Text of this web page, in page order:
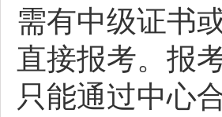
需有中级证书
直接报考。报
只能通过中心